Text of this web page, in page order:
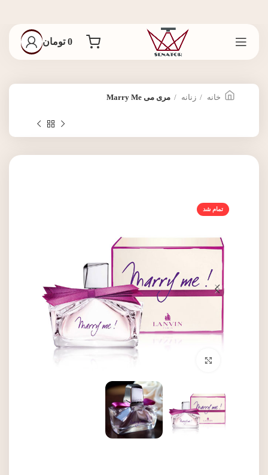
0 تومان
خانه زنانه مری می Marry Me
تمام شد
برای بزرگنمایی کلیک کنید